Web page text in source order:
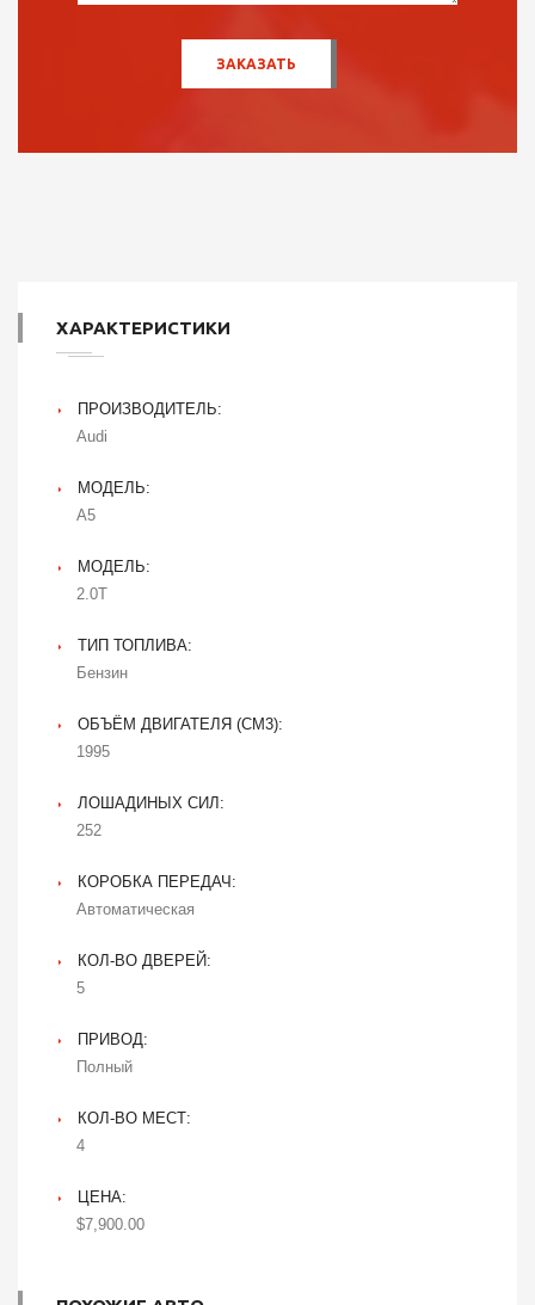
ХАРАКТЕРИСТИКИ
ПРОИЗВОДИТЕЛЬ:
Audi
МОДЕЛЬ:
A5
МОДЕЛЬ:
2.0T
ТИП ТОПЛИВА:
Бензин
ОБЪЁМ ДВИГАТЕЛЯ (CM3):
1995
ЛОШАДИНЫХ СИЛ:
252
КОРОБКА ПЕРЕДАЧ:
Автоматическая
КОЛ-ВО ДВЕРЕЙ:
5
ПРИВОД:
Полный
КОЛ-ВО МЕСТ:
4
ЦЕНА:
$7,900.00